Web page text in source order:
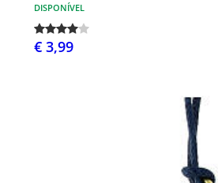
DISPONÍVEL
€ 3,99